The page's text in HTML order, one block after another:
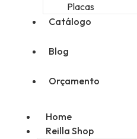
Placas
Catálogo
Blog
Orçamento
Home
Reilla Shop